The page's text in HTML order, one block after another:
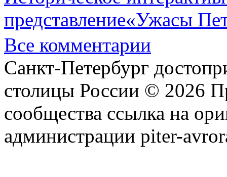
представление«Ужасы
Все комментарии
Санкт-Петербург
столицы России © 2026
сообщества ссылка на
администрации piter-